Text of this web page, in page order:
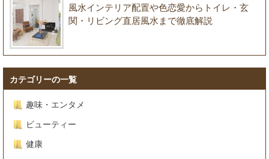
風水インテリア配置や色恋愛からトイレ・玄
関・リビング直居風水まで徹底解説
カテゴリーの一覧
趣味・エンタメ
ビューティー
健康